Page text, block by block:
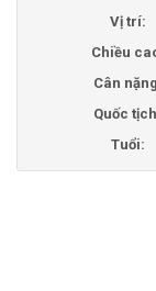
Vị trí:
Chiều
Cân
Quốc
Tuổi: